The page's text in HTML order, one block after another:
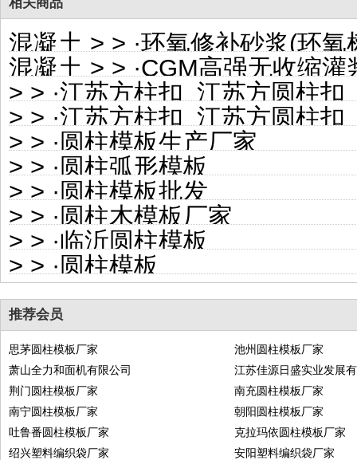
混凝土>> ·环氧修补砂浆(环氧
混凝土>> ·CGM高强无收缩灌
>> ·江苏方柱扣_江苏方圆柱扣_江苏方柱加固
>> ·江苏方柱扣_江苏方圆柱扣_江苏方柱加固
>> ·圆柱模板生产厂家
>> ·圆柱弧形模板
>> ·圆柱模板批发
>> ·圆柱木模板厂家
>> ·临沂圆柱模板
>> ·圆柱模板
推荐会员
思茅圆柱模板厂家
池州圆柱模板厂家
萧山全力和面机有限公司
江苏佳源日盛实业发展
荆门圆柱模板厂家
南充圆柱模板厂家
南宁圆柱模板厂家
朝阳圆柱模板厂家
吐鲁番圆柱模板厂家
克拉玛依圆柱模板厂家
绍兴塑料编织袋厂家
安阳塑料编织袋厂家